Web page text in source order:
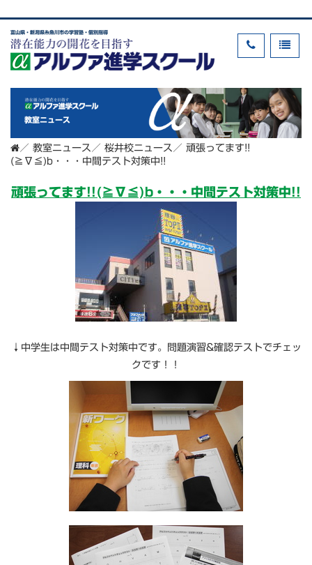
富山県・新潟県糸魚川市の学習塾・個別指導
教室ニュース
／ 教室ニュース ／ 桜井校ニュース ／ 頑張ってます!!
(≧∇≦)b・・・中間テスト対策中!!
頑張ってます!!(≧∇≦)b・・・中間テスト対策中!!
↓中学生は中間テスト対策中です。問題演習&確認テストでチェッ
クです！！